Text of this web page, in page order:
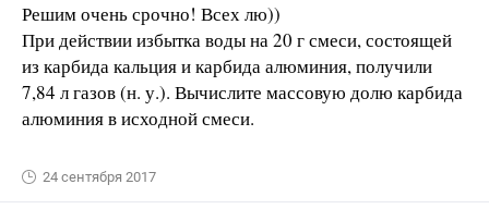
Решим очень срочно! Всех лю))
При действии избытка воды на 20 г смеси, состоящей
из карбида кальция и карбида алюминия, получили
7,84 л газов (н. у.). Вычислите массовую долю карбида
алюминия в исходной смеси.
24 сентября 2017